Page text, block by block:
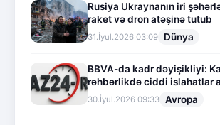
Rusiya Ukraynanın iri
raket və dron atəşinə tutub
31.İyul.2026 03:09 Dünya
BBVA-da kadr dəyişikliyi:
rəhbərlikdə ciddi islahatlar
30.İyul.2026 09:33 Avropa